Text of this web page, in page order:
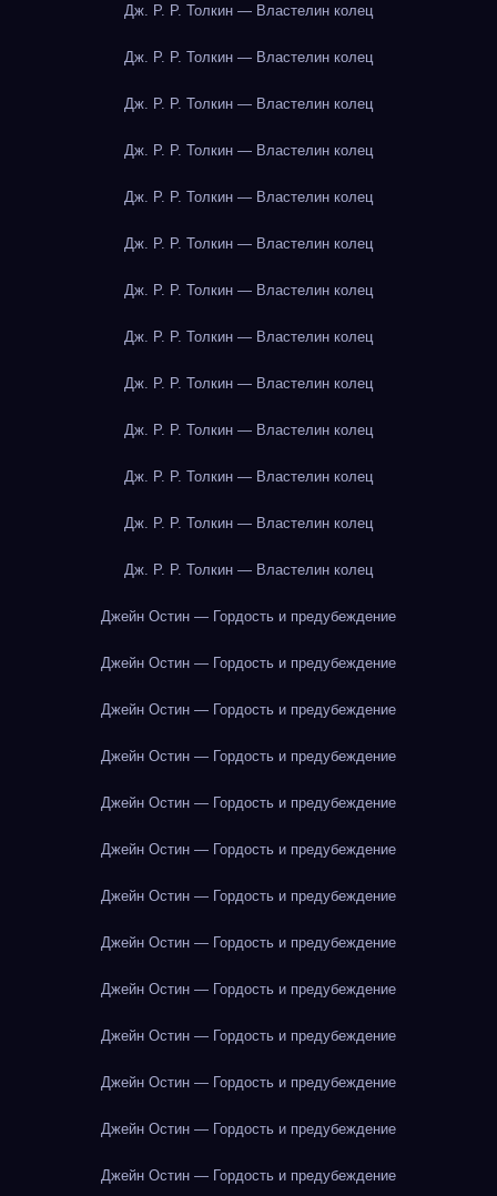
Дж. Р. Р. Толкин — Властелин колец
Дж. Р. Р. Толкин — Властелин колец
Дж. Р. Р. Толкин — Властелин колец
Дж. Р. Р. Толкин — Властелин колец
Дж. Р. Р. Толкин — Властелин колец
Дж. Р. Р. Толкин — Властелин колец
Дж. Р. Р. Толкин — Властелин колец
Дж. Р. Р. Толкин — Властелин колец
Дж. Р. Р. Толкин — Властелин колец
Дж. Р. Р. Толкин — Властелин колец
Дж. Р. Р. Толкин — Властелин колец
Дж. Р. Р. Толкин — Властелин колец
Дж. Р. Р. Толкин — Властелин колец
Джейн Остин — Гордость и предубеждение
Джейн Остин — Гордость и предубеждение
Джейн Остин — Гордость и предубеждение
Джейн Остин — Гордость и предубеждение
Джейн Остин — Гордость и предубеждение
Джейн Остин — Гордость и предубеждение
Джейн Остин — Гордость и предубеждение
Джейн Остин — Гордость и предубеждение
Джейн Остин — Гордость и предубеждение
Джейн Остин — Гордость и предубеждение
Джейн Остин — Гордость и предубеждение
Джейн Остин — Гордость и предубеждение
Джейн Остин — Гордость и предубеждение